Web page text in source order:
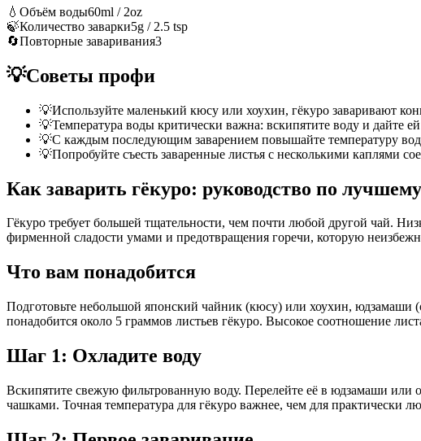
💧 Объём воды60ml / 2oz
🍃Количество заварки5g / 2.5 tsp
🔄Повторные заваривания3
💡Советы профи
💡Используйте маленький кюсу или хоухин, гёкуро заваривают
💡Температура воды критически важна: вскипятите воду и дайте
💡С каждым последующим заварением повышайте температуру
💡Попробуйте съесть заваренные листья с несколькими каплями
Как заварить гёкуро: руководство по
Гёкуро требует большей тщательности, чем почти любой другой чай.
фирменной сладости умами и предотвращения горечи, которую
Что вам понадобится
Подготовьте небольшой японский чайник (кюсу) или хоухин, юдзамаши
понадобится около 5 граммов листьев гёкуро. Высокое соотношение
Шаг 1: Охладите воду
Вскипятите свежую фильтрованную воду. Перелейте её в юдзамаши или
чашками. Точная температура для гёкуро важнее, чем для практически